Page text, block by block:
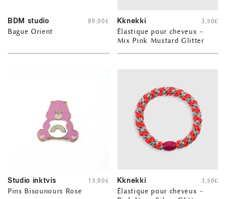
BDM studio
Bague Orient
89,00€ Kknekki
Élastique pour cheveux –
Mix Pink Mustard Glitter
3,50€
Studio inktvis
Pins Bisounours Rose
13,90€ Kknekki
Élastique pour cheveux –
3,50€